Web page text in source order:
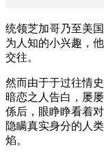
统领芝加哥乃至美
为人知的小兴趣，
交往。
然而由于于过往情
暗恋之人告白，屡
係后，眼睁睁看着
隐瞒真实身分的人
焰。